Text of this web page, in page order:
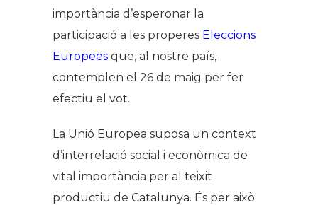
importància d’esperonar la
participació a les properes Eleccions
Europees que, al nostre país,
contemplen el 26 de maig per fer
efectiu el vot.
La Unió Europea suposa un context
d’interrelació social i econòmica de
vital importància per al teixit
productiu de Catalunya. És per això